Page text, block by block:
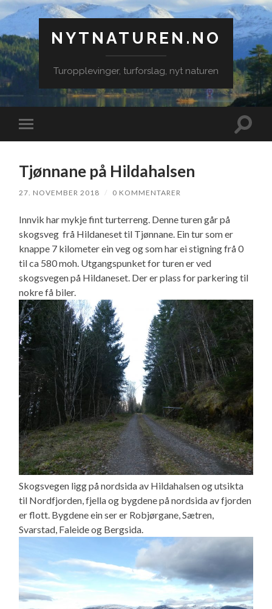
NYTNATUREN.NO
Turopplevinger, turforslag, nyt naturen
Veksle
mobilmeny
Veksle
Tjønnane på Hildahalsen
27. NOVEMBER 2018 / 0 KOMMENTARER
Innvik har mykje fint turterreng. Denne turen går på
skogsveg frå Hildaneset til Tjønnane. Ein tur som er
knappe 7 kilometer ein veg og som har ei stigning frå 0
til ca 580 moh. Utgangspunket for turen er ved
skogsvegen på Hildaneset. Der er plass for parkering til
nokre få biler.
Skogsvegen ligg på nordsida av Hildahalsen og utsikta
til Nordfjorden, fjella og bygdene på nordsida av fjorden
er flott. Bygdene ein ser er Robjørgane, Sætren,
Svarstad, Faleide og Bergsida.